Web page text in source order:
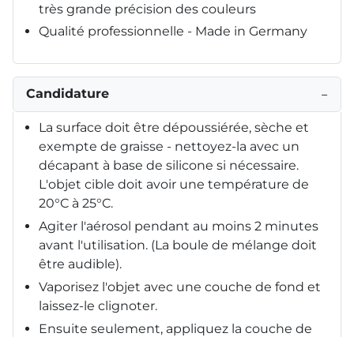
très grande précision des couleurs
Qualité professionnelle - Made in Germany
Candidature −
La surface doit être dépoussiérée, sèche et
exempte de graisse - nettoyez-la avec un
décapant à base de silicone si nécessaire.
L'objet cible doit avoir une température de
20°C à 25°C.
Agiter l'aérosol pendant au moins 2 minutes
avant l'utilisation. (La boule de mélange doit
être audible).
Vaporisez l'objet avec une couche de fond et
laissez-le clignoter.
Ensuite seulement, appliquez la couche de